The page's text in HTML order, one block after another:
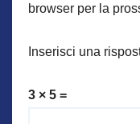
browser per la
Inserisci una
3 × 5 =